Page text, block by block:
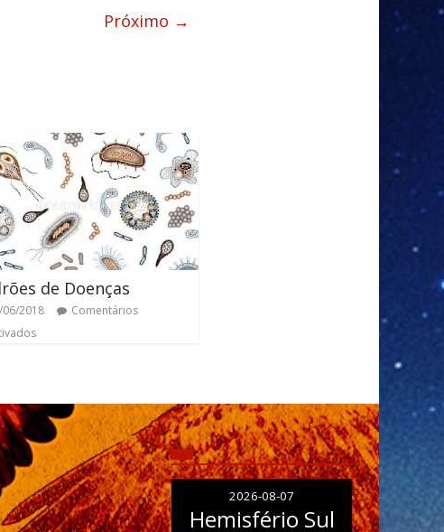
Próximo →
de Doenças
06/2018
Comentários
2026-08-07
Hemisfério Sul